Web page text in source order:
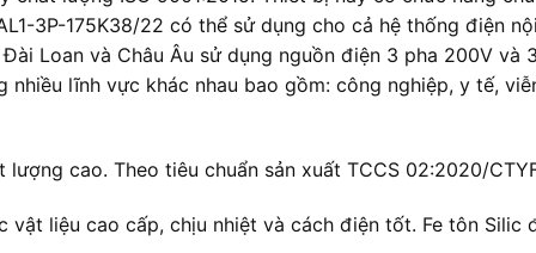
3P-175K38/22 có thể sử dụng cho cả hệ thống điện
Loan và Châu Âu sử dụng nguồn điện 3 pha 200V
lĩnh vực khác nhau bao gồm: công nghiệp, y tế,
lượng cao. Theo tiêu chuẩn sản xuất TCCS 02:2020/
vật liệu cao cấp, chịu nhiệt và cách điện tốt. Fe tôn Silic